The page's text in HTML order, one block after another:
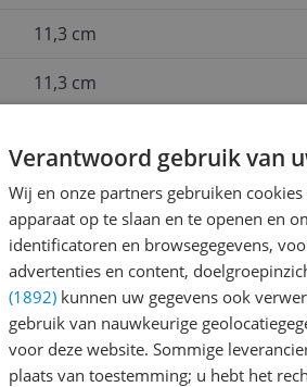
11,3 cm
11,3 cm
kenmerken
Audio
kenmerken
Verantwoord gebruik van
Wij en onze partners gebruiken
apparaat op te slaan en te openen en
identificatoren en browsegegevens,
advertenties en content,
(1892) kunnen uw gegevens ook
gebruik van nauwkeurige
voor deze website. Sommige
plaats van toestemming; u hebt het